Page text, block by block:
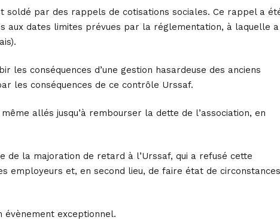
soldé par des rappels de cotisations sociales. Ce rappel a
aux dates limites prévues par la réglementation, à laquelle a
les conséquences d’une gestion hasardeuse des anciens
les conséquences de ce contrôle Urssaf.
allés jusqu’à rembourser la dette de l’association, en
de la majoration de retard à l’Urssaf, qui a refusé cette
employeurs et, en second lieu, de faire état de circonstances
évènement exceptionnel.